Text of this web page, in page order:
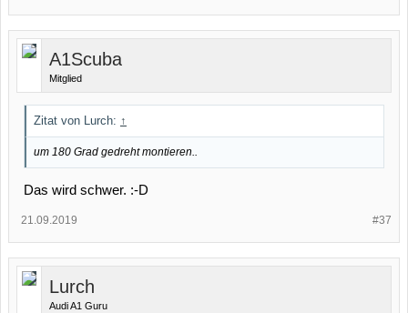
A1Scuba
Mitglied
Zitat von Lurch: ↑
um 180 Grad gedreht montieren..
Das wird schwer. :-D
#37
21.09.2019
Lurch
Audi A1 Guru